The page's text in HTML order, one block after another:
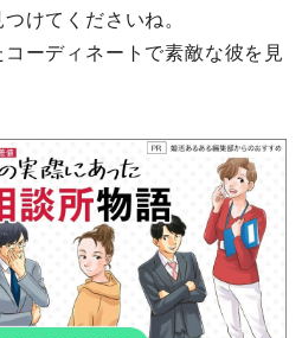
けてくださいね。
ーディネートで素敵な彼を見